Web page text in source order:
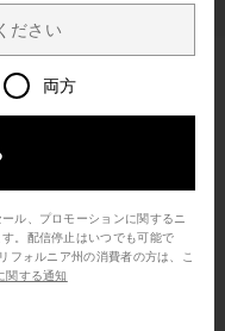
両方
ル、プロモーションに関するニ
。配信停止はいつでも可能で
関する通知